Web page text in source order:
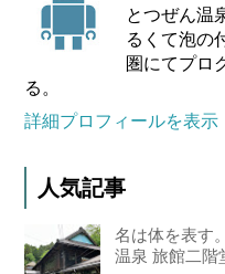
とつぜん温
るくて泡の
圏にてプロ
る。
詳細プロフィールを表示
人気記事
名は体を表す
温泉 旅館二階